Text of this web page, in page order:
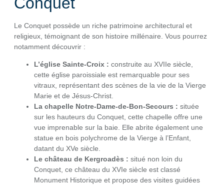
Le Conquet possède un riche patrimoine architectural et
religieux, témoignant de son histoire millénaire. Vous pourrez
notamment découvrir :
L’église Sainte-Croix : construite au XVIIe siècle,
cette église paroissiale est remarquable pour ses
vitraux, représentant des scènes de la vie de la Vierge
Marie et de Jésus-Christ.
La chapelle Notre-Dame-de-Bon-Secours : située
sur les hauteurs du Conquet, cette chapelle offre une
vue imprenable sur la baie. Elle abrite également une
statue en bois polychrome de la Vierge à l’Enfant,
datant du XVe siècle.
Le château de Kergroadès : situé non loin du
Conquet, ce château du XVIe siècle est classé
Monument Historique et propose des visites guidées